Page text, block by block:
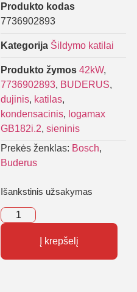
Produkto kodas
7736902893
Kategorija Šildymo katilai
Produkto žymos 42kW,
7736902893, BUDERUS,
dujinis, katilas,
kondensacinis, logamax
GB182i.2, sieninis
Prekės ženklas: Bosch,
Buderus
Išankstinis užsakymas
Į krepšelį